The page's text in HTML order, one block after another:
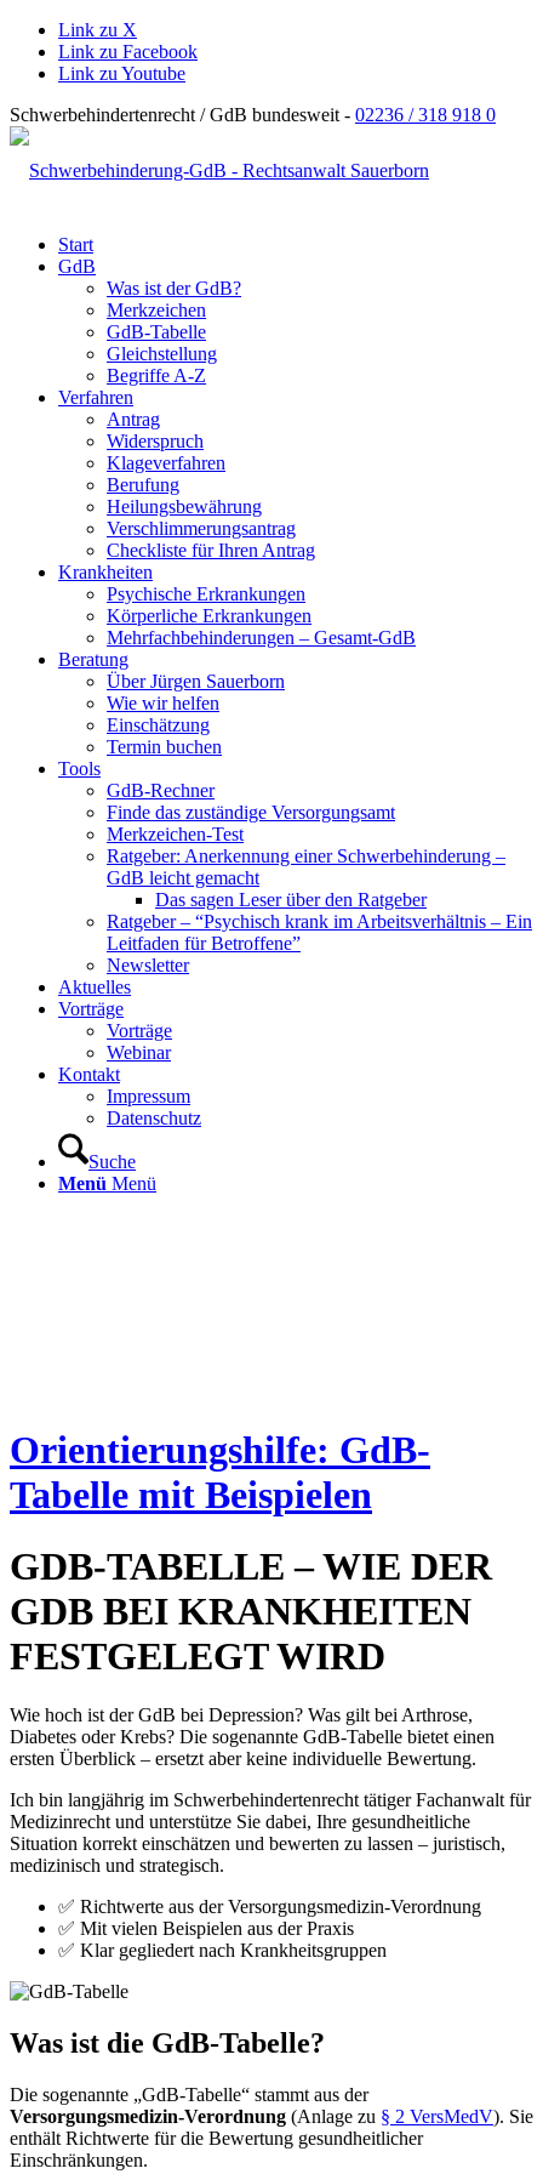
Link zu X
Link zu Facebook
Link zu Youtube
Schwerbehindertenrecht / GdB bundesweit - 02236 / 318 918 0
Start
GdB
Was ist der GdB?
Merkzeichen
GdB-Tabelle
Gleichstellung
Begriffe A-Z
Verfahren
Antrag
Widerspruch
Klageverfahren
Berufung
Heilungsbewährung
Verschlimmerungsantrag
Checkliste für Ihren Antrag
Krankheiten
Psychische Erkrankungen
Körperliche Erkrankungen
Mehrfachbehinderungen – Gesamt-GdB
Beratung
Über Jürgen Sauerborn
Wie wir helfen
Einschätzung
Termin buchen
Tools
GdB-Rechner
Finde das zuständige Versorgungsamt
Merkzeichen-Test
Ratgeber: Anerkennung einer Schwerbehinderung –
GdB leicht gemacht
Das sagen Leser über den Ratgeber
Ratgeber – “Psychisch krank im Arbeitsverhältnis – Ein
Leitfaden für Betroffene”
Newsletter
Aktuelles
Vorträge
Vorträge
Webinar
Kontakt
Impressum
Datenschutz
Suche
Menü Menü
Orientierungshilfe: GdB-
Tabelle mit Beispielen
GDB-TABELLE – WIE DER
GDB BEI KRANKHEITEN
FESTGELEGT WIRD
Wie hoch ist der GdB bei Depression? Was gilt bei Arthrose,
Diabetes oder Krebs? Die sogenannte GdB-Tabelle bietet einen
ersten Überblick – ersetzt aber keine individuelle Bewertung.
Ich bin langjährig im Schwerbehindertenrecht tätiger Fachanwalt für
Medizinrecht und unterstütze Sie dabei, Ihre gesundheitliche
Situation korrekt einschätzen und bewerten zu lassen – juristisch,
medizinisch und strategisch.
✅ Richtwerte aus der Versorgungsmedizin-Verordnung
✅ Mit vielen Beispielen aus der Praxis
✅ Klar gegliedert nach Krankheitsgruppen
Was ist die GdB-Tabelle?
Die sogenannte „GdB-Tabelle“ stammt aus der
Versorgungsmedizin-Verordnung (Anlage zu § 2 VersMedV). Sie
enthält Richtwerte für die Bewertung gesundheitlicher
Einschränkungen.